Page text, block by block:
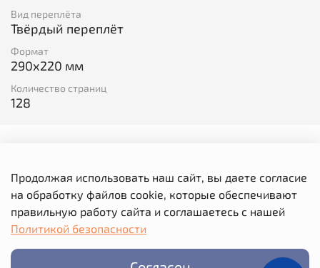
Вид переплёта
Твёрдый переплёт
Формат
290х220 мм
Количество страниц
128
Отзывов еще никто не оставлял
Написать отзыв
Продолжая использовать наш сайт, вы даете согласие
на обработку файлов cookie, которые обеспечивают
правильную работу сайта и соглашаетесь с нашей
Политикой безопасности